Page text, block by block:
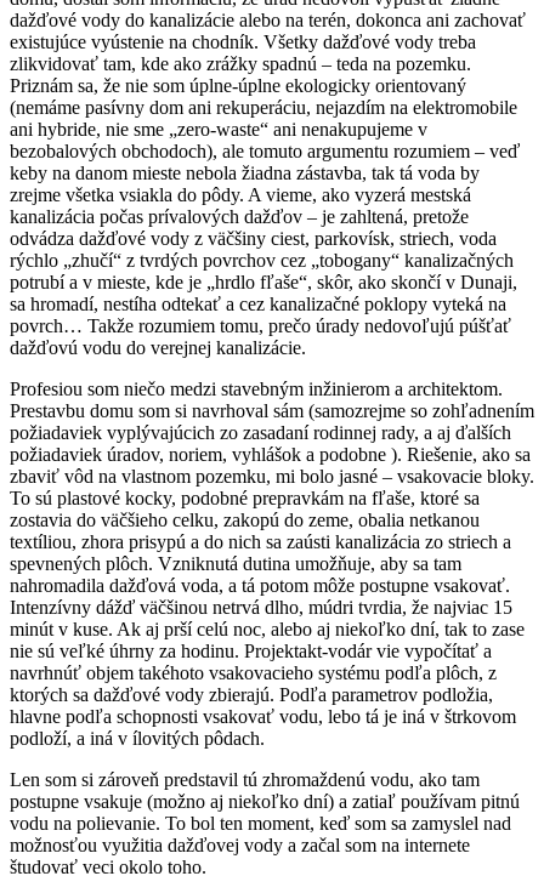
dažďové vody do kanalizácie alebo na terén, dokonca ani zachovať
existujúce vyústenie na chodník. Všetky dažďové vody treba
zlikvidovať tam, kde ako zrážky spadnú – teda na pozemku.
Priznám sa, že nie som úplne-úplne ekologicky orientovaný
(nemáme pasívny dom ani rekuperáciu, nejazdím na elektromobile
ani hybride, nie sme „zero-waste“ ani nenakupujeme v
bezobalových obchodoch), ale tomuto argumentu rozumiem – veď
keby na danom mieste nebola žiadna zástavba, tak tá voda by
zrejme všetka vsiakla do pôdy. A vieme, ako vyzerá mestská
kanalizácia počas prívalových dažďov – je zahltená, pretože
odvádza dažďové vody z väčšiny ciest, parkovísk, striech, voda
rýchlo „zhučí“ z tvrdých povrchov cez „tobogany“ kanalizačných
potrubí a v mieste, kde je „hrdlo fľaše“, skôr, ako skončí v Dunaji,
sa hromadí, nestíha odtekať a cez kanalizačné poklopy vyteká na
povrch… Takže rozumiem tomu, prečo úrady nedovoľujú púšťať
dažďovú vodu do verejnej kanalizácie.
Profesiou som niečo medzi stavebným inžinierom a architektom.
Prestavbu domu som si navrhoval sám (samozrejme so zohľadnením
požiadaviek vyplývajúcich zo zasadaní rodinnej rady, a aj ďalších
požiadaviek úradov, noriem, vyhlášok a podobne ). Riešenie, ako sa
zbaviť vôd na vlastnom pozemku, mi bolo jasné – vsakovacie bloky.
To sú plastové kocky, podobné prepravkám na fľaše, ktoré sa
zostavia do väčšieho celku, zakopú do zeme, obalia netkanou
textíliou, zhora prisypú a do nich sa zaústi kanalizácia zo striech a
spevnených plôch. Vzniknutá dutina umožňuje, aby sa tam
nahromadila dažďová voda, a tá potom môže postupne vsakovať.
Intenzívny dážď väčšinou netrvá dlho, múdri tvrdia, že najviac 15
minút v kuse. Ak aj prší celú noc, alebo aj niekoľko dní, tak to zase
nie sú veľké úhrny za hodinu. Projektakt-vodár vie vypočítať a
navrhnúť objem takéhoto vsakovacieho systému podľa plôch, z
ktorých sa dažďové vody zbierajú. Podľa parametrov podložia,
hlavne podľa schopnosti vsakovať vodu, lebo tá je iná v štrkovom
podloží, a iná v ílovitých pôdach.
Len som si zároveň predstavil tú zhromaždenú vodu, ako tam
postupne vsakuje (možno aj niekoľko dní) a zatiaľ používam pitnú
vodu na polievanie. To bol ten moment, keď som sa zamyslel nad
možnosťou využitia dažďovej vody a začal som na internete
študovať veci okolo toho.